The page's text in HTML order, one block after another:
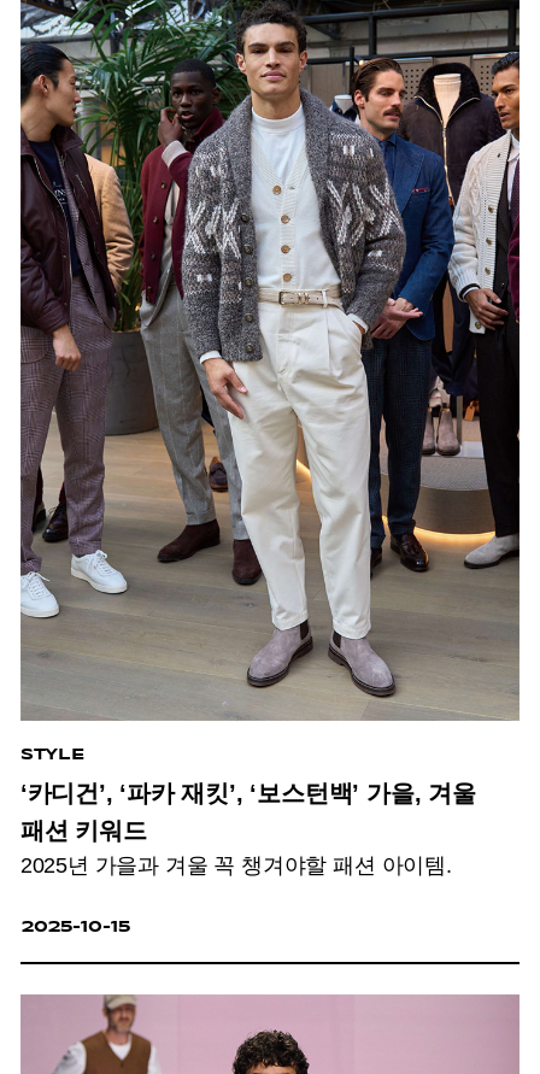
STYLE
‘카디건’, ‘파카 재킷’, ‘보스턴백’ 가을, 겨울
패션 키워드
2025년 가을과 겨울 꼭 챙겨야할 패션 아이템.
2025-10-15